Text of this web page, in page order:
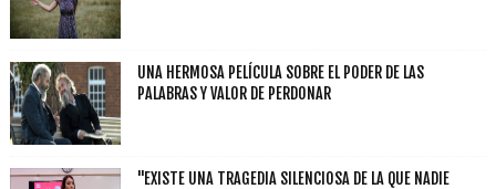
UNA HERMOSA PELÍCULA SOBRE EL PODER DE LAS
PALABRAS Y VALOR DE PERDONAR
"EXISTE UNA TRAGEDIA SILENCIOSA DE LA QUE NADIE